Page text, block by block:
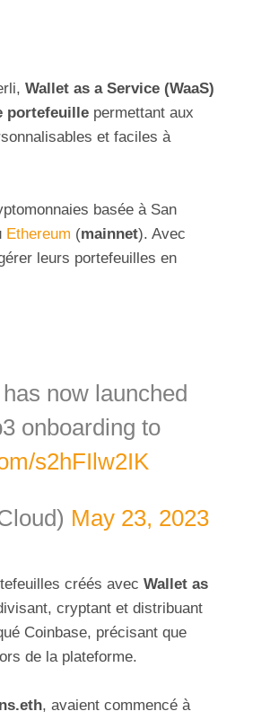
Wallet as a Service (WaaS)
portefeuille permettant aux
et faciles à
basée à San
Ethereum (mainnet). Avec
leurs portefeuilles en
now launched
onboarding to
s2hFIlw2IK
May 23, 2023
créés avec Wallet as
cryptant et distribuant
Coinbase, précisant que
de la plateforme.
, avaient commencé à